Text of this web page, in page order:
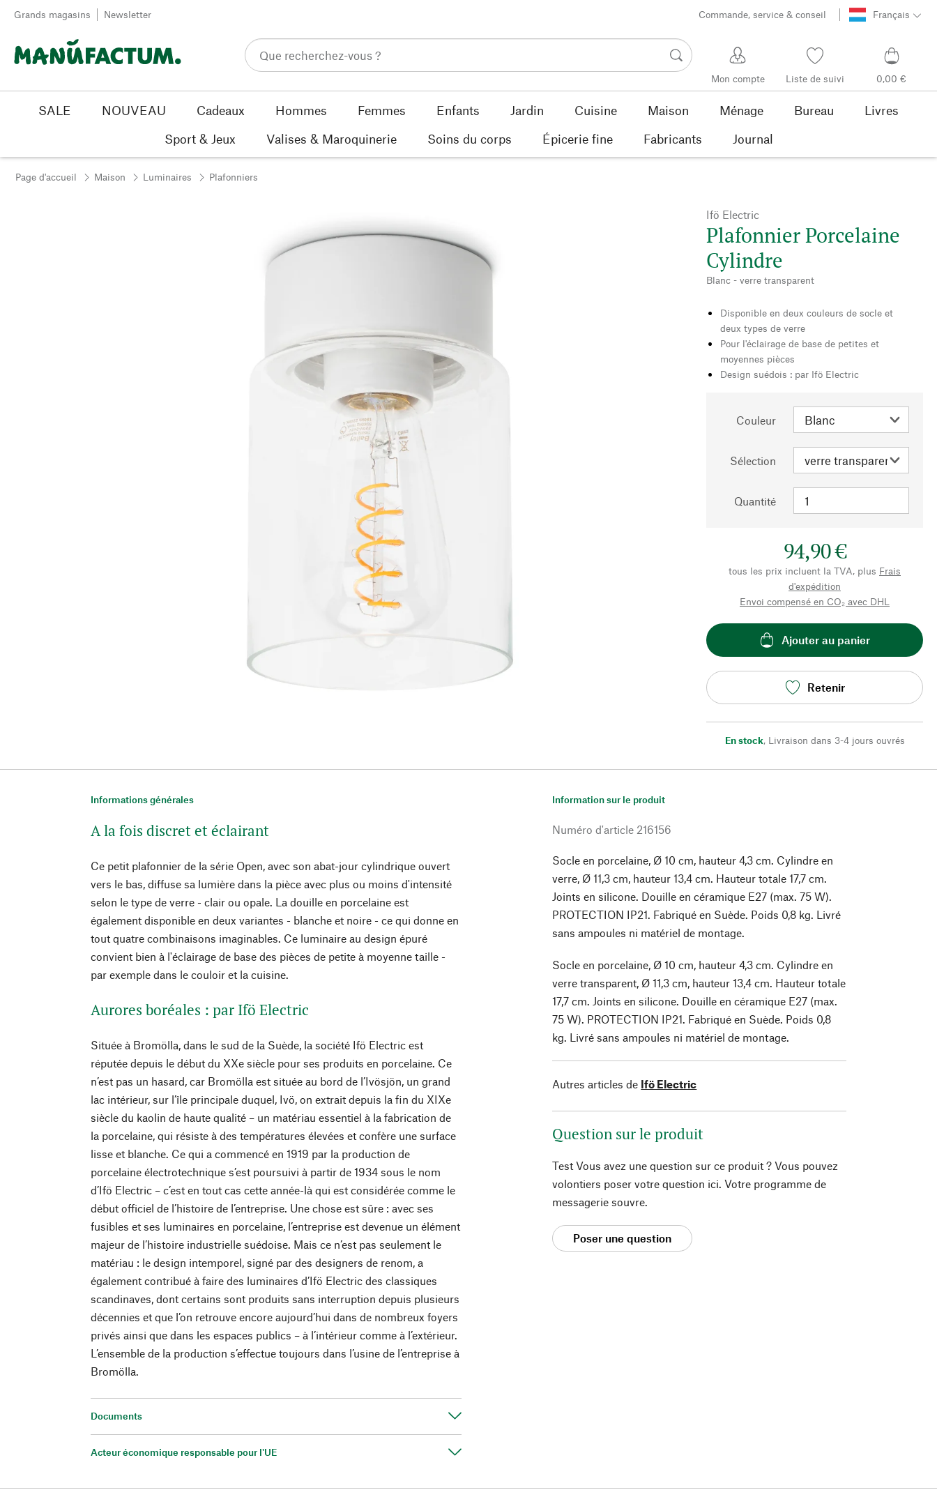
Passer au contenu
Grands magasins Newsletter Commande, service & conseil Français
Mon compte Liste de suivi 0,00 €
SALE NOUVEAU Cadeaux Hommes Femmes Enfants Jardin Cuisine Maison Ménage Bureau
Livres
Sport & Jeux
Valises & Maroquinerie Soins du corps Épicerie fine Fabricants Journal
Page d'accueil Maison Luminaires Plafonniers
Ifö Electric
Plafonnier Porcelaine
Cylindre
Blanc - verre transparent
Disponible en deux couleurs de socle et
deux types de verre
Pour l'éclairage de base de petites et
moyennes pièces
Design suédois : par Ifö Electric
Couleur
Sélection
Quantité
94,90 €
tous les prix incluent la TVA, plus Frais
d'expédition
Envoi compensé en CO₂ avec DHL
Ajouter au panier
Retenir
En stock, Livraison dans 3-4 jours ouvrés
Informations générales
A la fois discret et éclairant
Ce petit plafonnier de la série Open, avec son abat-jour cylindrique ouvert
vers le bas, diffuse sa lumière dans la pièce avec plus ou moins d'intensité
selon le type de verre - clair ou opale. La douille en porcelaine est
également disponible en deux variantes - blanche et noire - ce qui donne en
tout quatre combinaisons imaginables. Ce luminaire au design épuré
convient bien à l'éclairage de base des pièces de petite à moyenne taille -
par exemple dans le couloir et la cuisine.
Aurores boréales : par Ifö Electric
Située à Bromölla, dans le sud de la Suède, la société Ifö Electric est
réputée depuis le début du XXe siècle pour ses produits en porcelaine. Ce
n’est pas un hasard, car Bromölla est située au bord de l’Ivösjön, un grand
lac intérieur, sur l’île principale duquel, Ivö, on extrait depuis la fin du XIXe
siècle du kaolin de haute qualité – un matériau essentiel à la fabrication de
la porcelaine, qui résiste à des températures élevées et confère une surface
lisse et blanche. Ce qui a commencé en 1919 par la production de
porcelaine électrotechnique s’est poursuivi à partir de 1934 sous le nom
d’Ifö Electric – c’est en tout cas cette année-là qui est considérée comme le
début officiel de l’histoire de l’entreprise. Une chose est sûre : avec ses
fusibles et ses luminaires en porcelaine, l’entreprise est devenue un élément
majeur de l’histoire industrielle suédoise. Mais ce n’est pas seulement le
matériau : le design intemporel, signé par des designers de renom, a
également contribué à faire des luminaires d’Ifö Electric des classiques
scandinaves, dont certains sont produits sans interruption depuis plusieurs
décennies et que l’on retrouve encore aujourd’hui dans de nombreux foyers
privés ainsi que dans les espaces publics – à l’intérieur comme à l’extérieur.
L’ensemble de la production s’effectue toujours dans l’usine de l’entreprise à
Bromölla.
Documents
Acteur économique responsable pour l'UE
Information sur le produit
Numéro d'article 216156
Socle en porcelaine, Ø 10 cm, hauteur 4,3 cm. Cylindre en
verre, Ø 11,3 cm, hauteur 13,4 cm. Hauteur totale 17,7 cm.
Joints en silicone. Douille en céramique E27 (max. 75 W).
PROTECTION IP21. Fabriqué en Suède. Poids 0,8 kg. Livré
sans ampoules ni matériel de montage.
Socle en porcelaine, Ø 10 cm, hauteur 4,3 cm. Cylindre en
verre transparent, Ø 11,3 cm, hauteur 13,4 cm. Hauteur totale
17,7 cm. Joints en silicone. Douille en céramique E27 (max.
75 W). PROTECTION IP21. Fabriqué en Suède. Poids 0,8
kg. Livré sans ampoules ni matériel de montage.
Autres articles de Ifö Electric
Question sur le produit
Test Vous avez une question sur ce produit ? Vous pouvez
volontiers poser votre question ici. Votre programme de
messagerie souvre.
Poser une question